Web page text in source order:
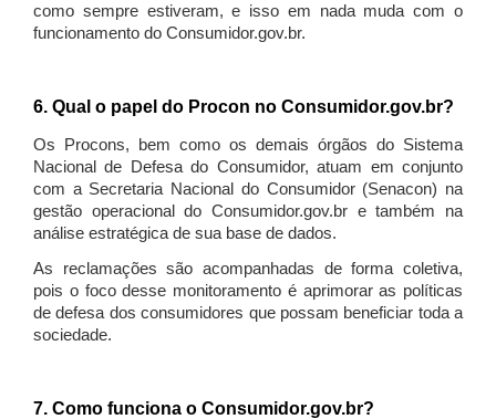
como sempre estiveram, e isso em nada muda com o
funcionamento do Consumidor.gov.br.
6. Qual o papel do Procon no Consumidor.gov.br?
Os Procons, bem como os demais órgãos do Sistema
Nacional de Defesa do Consumidor, atuam em conjunto
com a Secretaria Nacional do Consumidor (Senacon) na
gestão operacional do Consumidor.gov.br e também na
análise estratégica de sua base de dados.
As reclamações são acompanhadas de forma coletiva,
pois o foco desse monitoramento é aprimorar as políticas
de defesa dos consumidores que possam beneficiar toda a
sociedade.
7. Como funciona o Consumidor.gov.br?